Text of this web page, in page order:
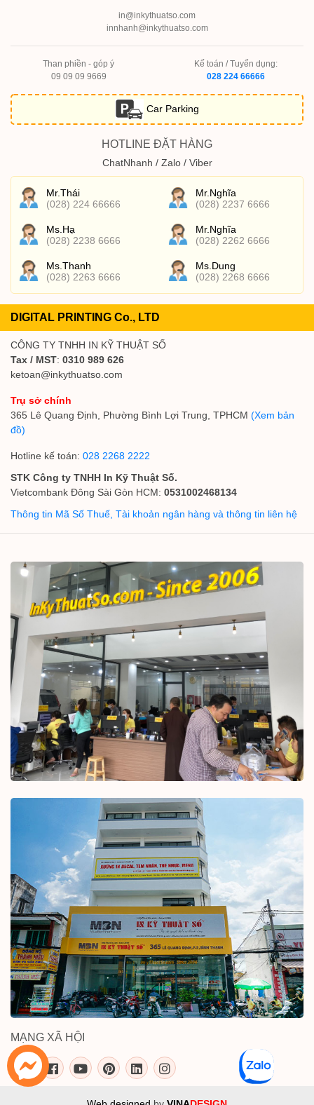
in@inkythuatso.com
innhanh@inkythuatso.com
Than phiền - góp ý
09 09 09 9669
Kế toán / Tuyển dụng:
028 224 66666
Car Parking
HOTLINE ĐẶT HÀNG
ChatNhanh / Zalo / Viber
Mr.Thái
(028) 224 66666
Mr.Nghĩa
(028) 2237 6666
Ms.Hạ
(028) 2238 6666
Mr.Nghĩa
(028) 2262 6666
Ms.Thanh
(028) 2263 6666
Ms.Dung
(028) 2268 6666
DIGITAL PRINTING Co., LTD
CÔNG TY TNHH IN KỸ THUẬT SỐ
Tax / MST: 0310 989 626
ketoan@inkythuatso.com
Trụ sở chính
365 Lê Quang Định, Phường Bình Lợi Trung, TPHCM (Xem bản
đồ)
Hotline kế toán: 028 2268 2222
STK Công ty TNHH In Kỹ Thuật Số.
Vietcombank Đông Sài Gòn HCM: 0531002468134
Thông tin Mã Số Thuế, Tài khoản ngân hàng và thông tin liên hệ
MẠNG XÃ HỘI
inkythuatso.com trên các mạng xã